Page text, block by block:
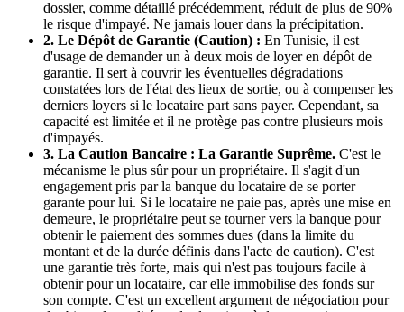
dossier, comme détaillé précédemment, réduit de plus de 90%
le risque d'impayé. Ne jamais louer dans la précipitation.
2. Le Dépôt de Garantie (Caution) : En Tunisie, il est
d'usage de demander un à deux mois de loyer en dépôt de
garantie. Il sert à couvrir les éventuelles dégradations
constatées lors de l'état des lieux de sortie, ou à compenser les
derniers loyers si le locataire part sans payer. Cependant, sa
capacité est limitée et il ne protège pas contre plusieurs mois
d'impayés.
3. La Caution Bancaire : La Garantie Suprême. C'est le
mécanisme le plus sûr pour un propriétaire. Il s'agit d'un
engagement pris par la banque du locataire de se porter
garante pour lui. Si le locataire ne paie pas, après une mise en
demeure, le propriétaire peut se tourner vers la banque pour
obtenir le paiement des sommes dues (dans la limite du
montant et de la durée définis dans l'acte de caution). C'est
une garantie très forte, mais qui n'est pas toujours facile à
obtenir pour un locataire, car elle immobilise des fonds sur
son compte. C'est un excellent argument de négociation pour